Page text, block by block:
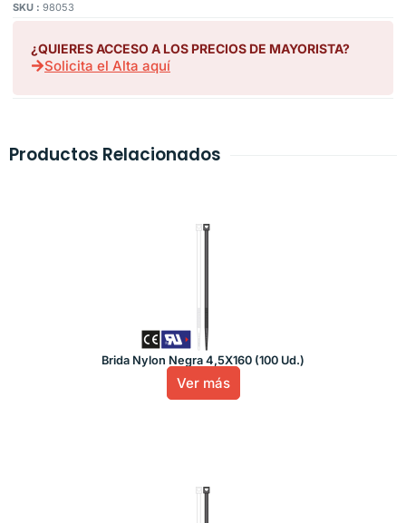
SKU : 98053
¿QUIERES ACCESO A LOS PRECIOS DE MAYORISTA?
Solicita el Alta aquí
Productos Relacionados
Brida Nylon Negra 4,5X160 (100 Ud.)
Ver más